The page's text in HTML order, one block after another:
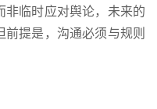
临时应对舆论，未来的
提是，沟通必须与规则